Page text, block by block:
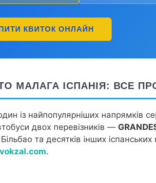
КВИТОК ОНЛАЙН
МАЛАГА ІСПАНІЯ: ВСЕ
із найпопулярніших напрямків
двох перевізників —
та десятків інших
.